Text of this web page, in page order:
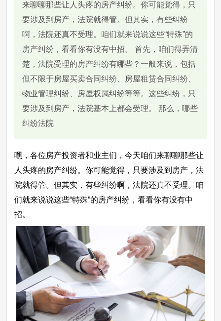
来聊聊那些让人头疼的房产纠纷。你可能觉得，只
要涉及到房产，法院就得管。但其实，有些纠纷
啊，法院还真不受理。咱们就来说说这些“特殊”的
房产纠纷，看看你有没有中招。 首先，咱们得弄清
楚，法院受理的房产纠纷有哪些？一般来说，包括
但不限于房屋买卖合同纠纷、房屋租赁合同纠纷、
物业管理纠纷、房屋权属纠纷等等。这些纠纷，只
要涉及到房产，法院基本上都会受理。 那么，哪些
纠纷法院
嘿，各位房产投资者和业主们，今天咱们来聊聊那些让
人头疼的房产纠纷。你可能觉得，只要涉及到房产，法
院就得管。但其实，有些纠纷啊，法院还真不受理。咱
们就来说说这些“特殊”的房产纠纷，看看你有没有中
招。